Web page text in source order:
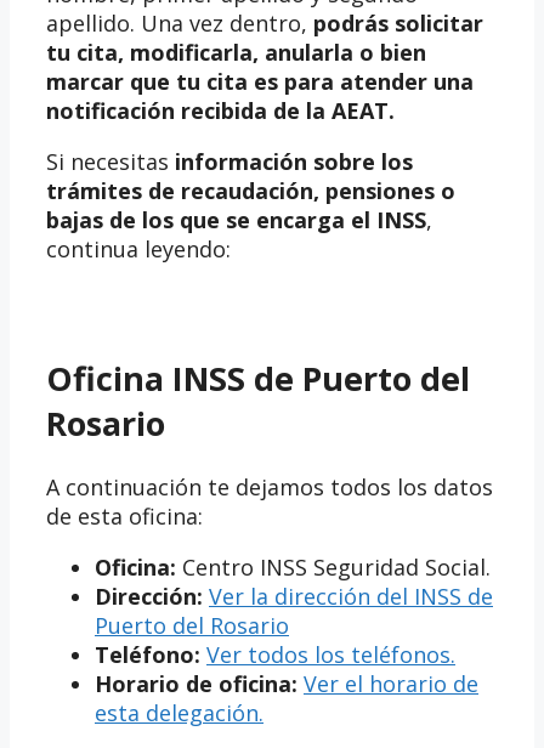
apellido. Una vez dentro, podrás solicitar
tu cita, modificarla, anularla o bien
marcar que tu cita es para atender una
notificación recibida de la AEAT.
Si necesitas información sobre los
trámites de recaudación, pensiones o
bajas de los que se encarga el INSS,
continua leyendo:
Oficina INSS de Puerto del
Rosario
A continuación te dejamos todos los datos
de esta oficina:
Oficina: Centro INSS Seguridad Social.
Dirección: Ver la dirección del INSS de
Puerto del Rosario
Teléfono: Ver todos los teléfonos.
Horario de oficina: Ver el horario de
esta delegación.